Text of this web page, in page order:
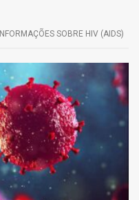
INFORMAÇÕES SOBRE HIV (AIDS)